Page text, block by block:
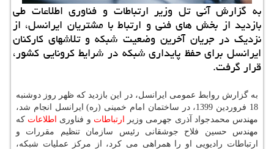
به گزارش آنی تل وزیر ارتباطات و فناوری اطلاعات طی
بازدید از بخش های فنی و ارتباط با مشتریان ایرانسل، از
نزدیك در جریان آخرین وضعیت شبكه و تلاشهای كاركنان
ایرانسل برای حفظ پایداری شبكه در شرایط كرونایی كشور،
قرار گرفت.
به گزارش روابط عمومی ایرانسل، در این بازدید كه ظهر روز دوشنبه
18 فروردین 1399، در ساختمان امام خمینی (ره) ایرانسل انجام شد،
مهندس محمدجواد آذری جهرمی وزیر
ارتباطات و فناوری اطلاعات كه
مهندس حسین فلاح جوشقانی رئیس سازمان تنظیم مقررات و
ارتباطات رادیویی او را همراهی می كرد، از مركز عملیات شبكه،